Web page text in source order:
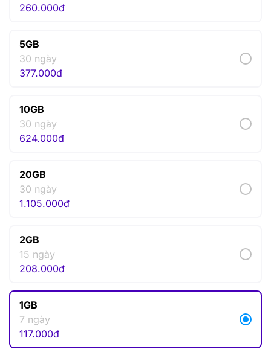
260.000đ
5GB
30 ngày
377.000đ
10GB
30 ngày
624.000đ
20GB
30 ngày
1.105.000đ
2GB
15 ngày
208.000đ
1GB
7 ngày
117.000đ